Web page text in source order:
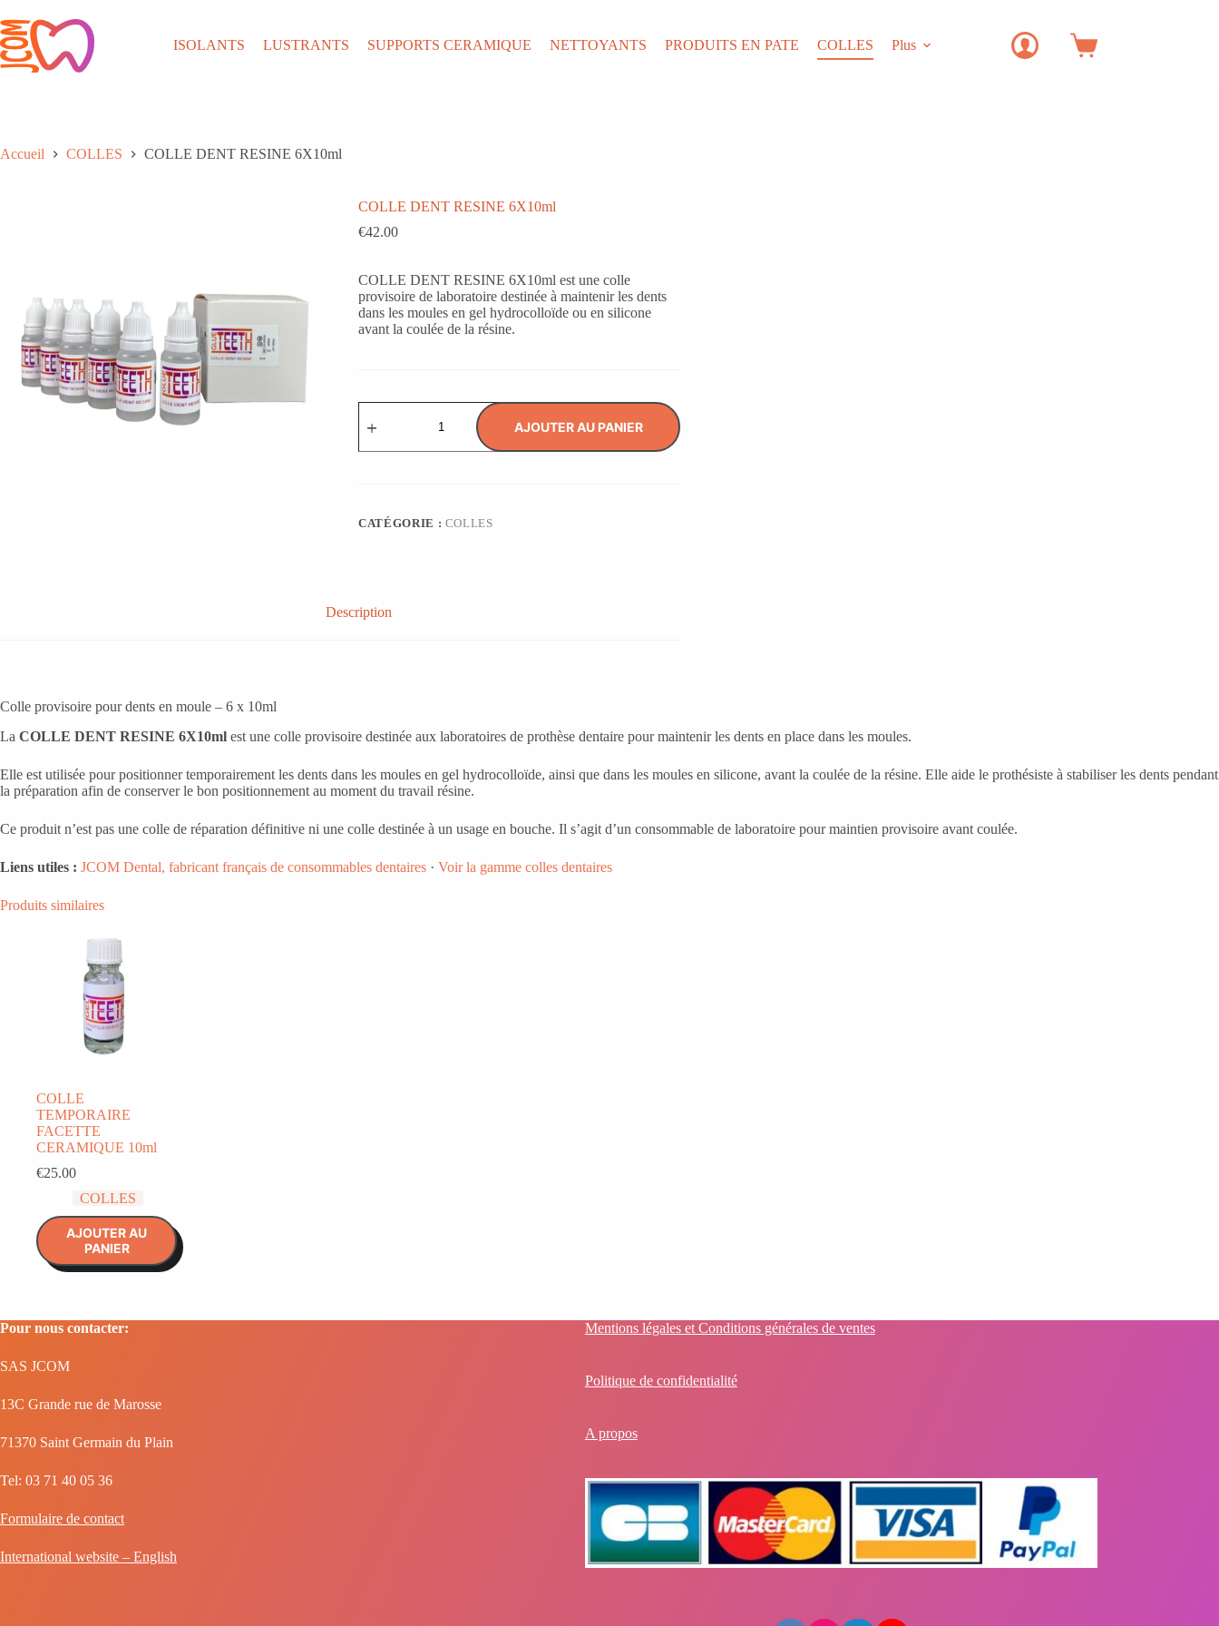
au
contenu
ISOLANTS LUSTRANTS SUPPORTS CERAMIQUE NETTOYANTS PRODUITS EN PATE COLLES Plus
Panier
Accueil COLLES COLLE DENT RESINE 6X10ml
COLLE DENT RESINE 6X10ml
€42.00
COLLE DENT RESINE 6X10ml est une colle
provisoire de laboratoire destinée à maintenir les dents
dans les moules en gel hydrocolloïde ou en silicone
avant la coulée de la résine.
de
DENT
AJOUTER AU PANIER
CATÉGORIE : COLLES
Description
Colle provisoire pour dents en moule – 6 x 10ml
La COLLE DENT RESINE 6X10ml est une colle provisoire destinée aux laboratoires de prothèse dentaire pour maintenir les dents en place dans les moules.
Elle est utilisée pour positionner temporairement les dents dans les moules en gel hydrocolloïde, ainsi que dans les moules en silicone, avant la coulée de la résine. Elle aide le prothésiste à stabiliser les dents pendant
la préparation afin de conserver le bon positionnement au moment du travail résine.
Ce produit n’est pas une colle de réparation définitive ni une colle destinée à un usage en bouche. Il s’agit d’un consommable de laboratoire pour maintien provisoire avant coulée.
Liens utiles : JCOM Dental, fabricant français de consommables dentaires · Voir la gamme colles dentaires
Produits similaires
COLLE
TEMPORAIRE
FACETTE
CERAMIQUE 10ml
€25.00
COLLES
AJOUTER AU
PANIER
Pour nous contacter:
SAS JCOM
13C Grande rue de Marosse
71370 Saint Germain du Plain
Tel: 03 71 40 05 36
Formulaire de contact
International website – English
Mentions légales et Conditions générales de ventes
Politique de confidentialité
A propos